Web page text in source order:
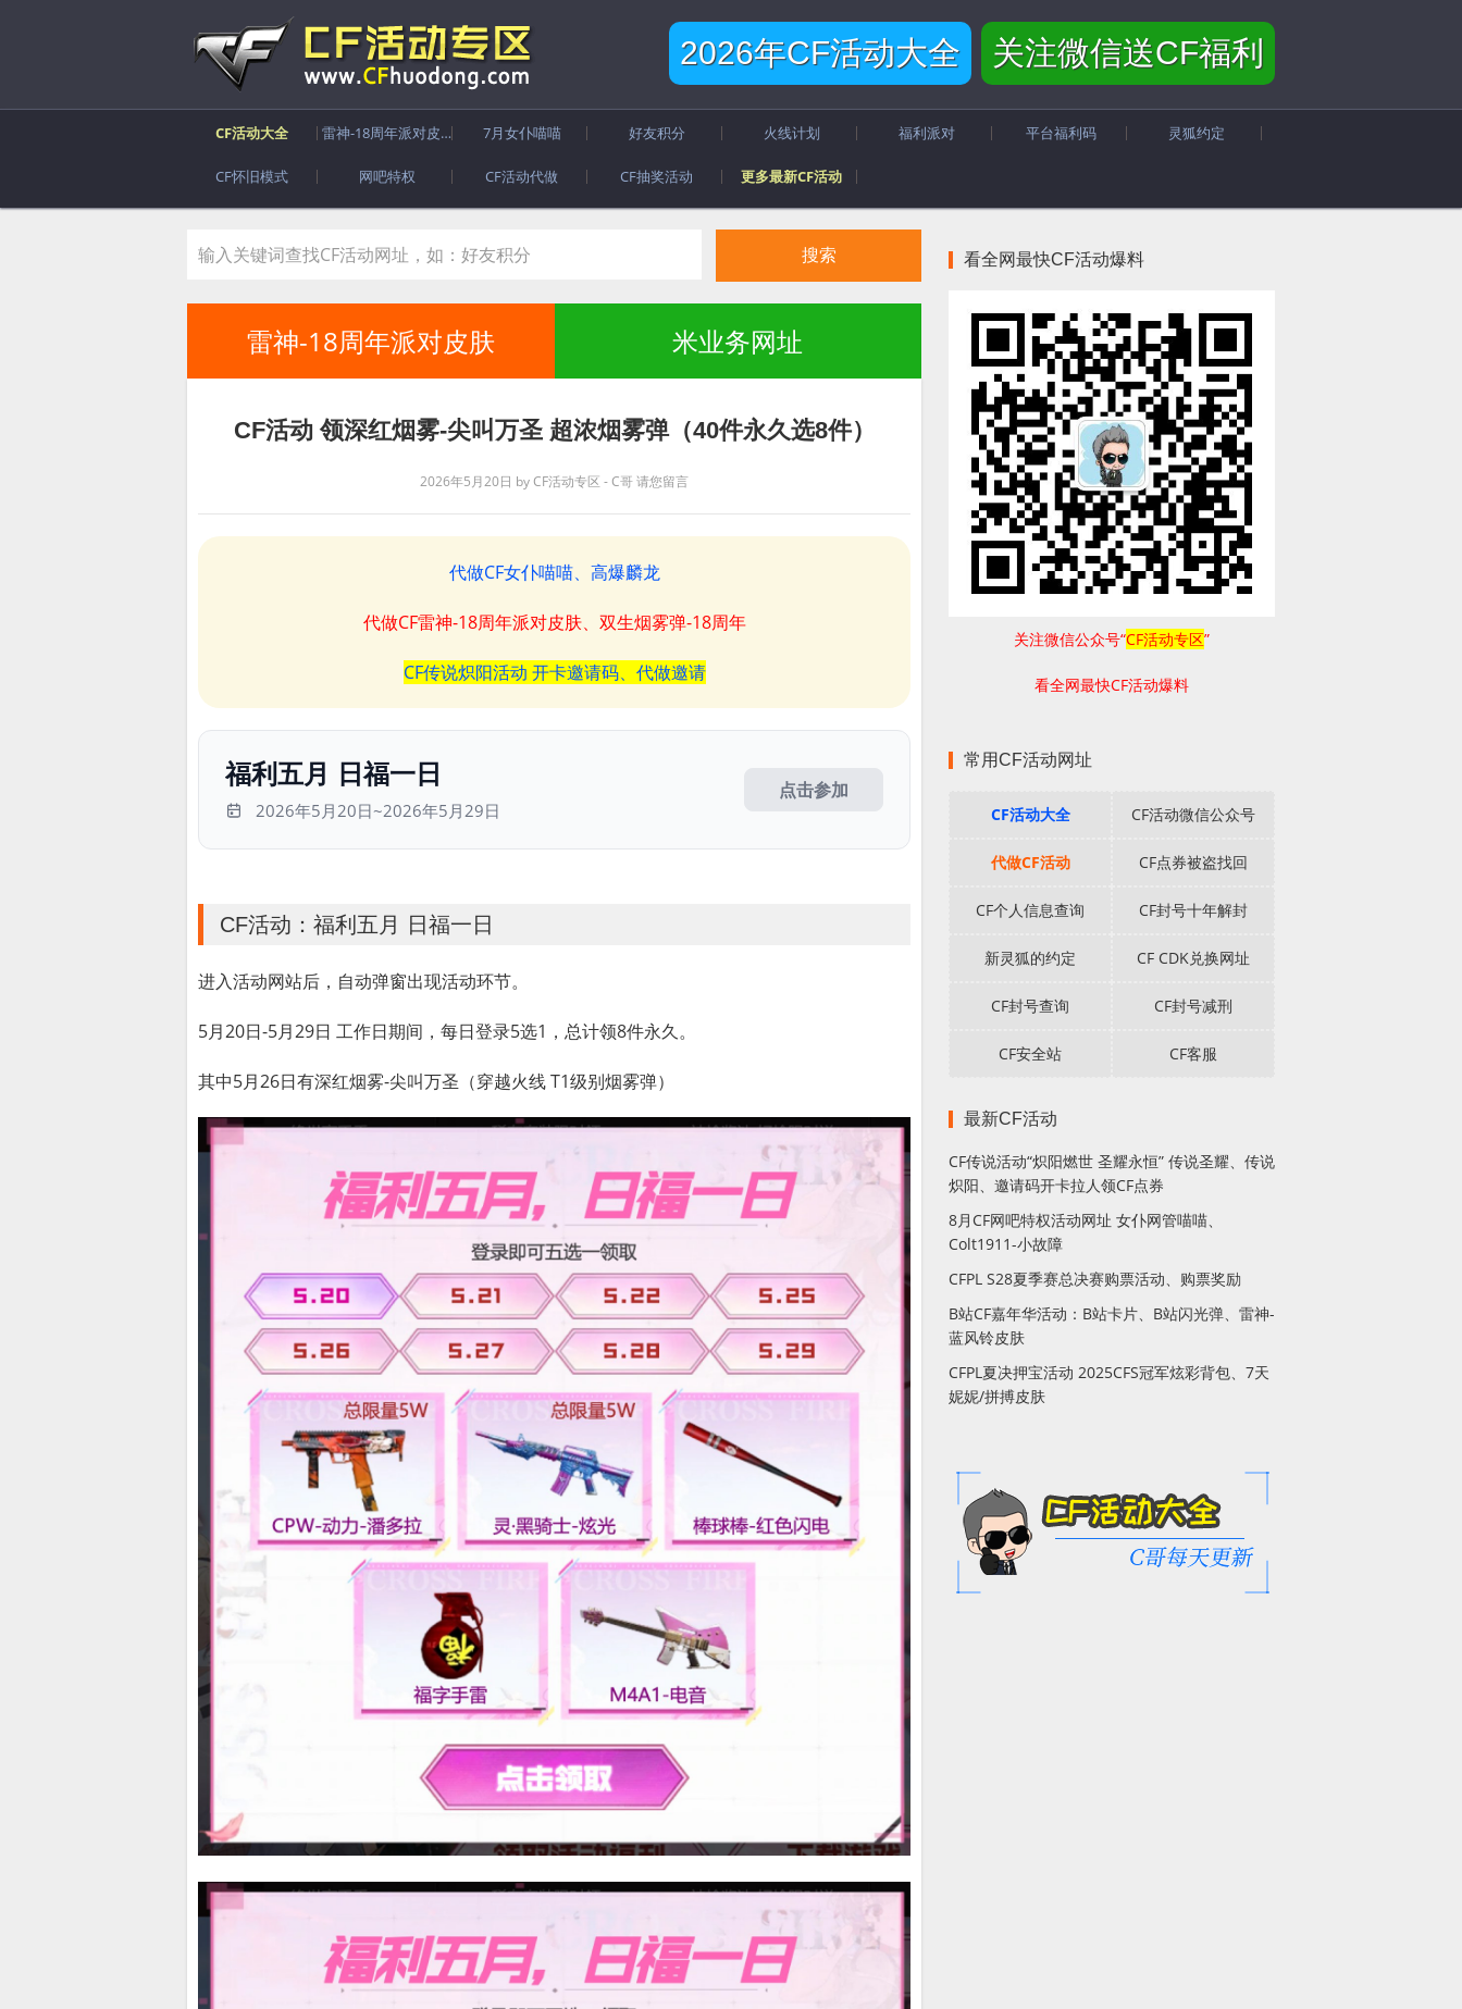
2026年CF活动大全 关注微信送CF福利
CF活动大全 雷神-18周年派对皮肤 7月女仆喵喵 好友积分 火线计划 福利派对 平台福利码 灵狐约定
CF怀旧模式 网吧特权 CF活动代做 CF抽奖活动 更多最新CF活动
雷神-18周年派对皮肤 米业务网址
CF活动 领深红烟雾-尖叫万圣 超浓烟雾弹（40件永久选8件）
2026年5月20日 byCF活动专区 - C哥请您留言
代做CF女仆喵喵、高爆麟龙
代做CF雷神-18周年派对皮肤、双生烟雾弹-18周年
CF传说炽阳活动 开卡邀请码、代做邀请
福利五月 日福一日
2026年5月20日~2026年5月29日
点击参加
CF活动：福利五月 日福一日
进入活动网站后，自动弹窗出现活动环节。
5月20日-5月29日 工作日期间，每日登录5选1，总计领8件永久。
其中5月26日有深红烟雾-尖叫万圣（穿越火线 T1级别烟雾弹）
看全网最快CF活动爆料
关注微信公众号“CF活动专区”
看全网最快CF活动爆料
常用CF活动网址
CF活动大全 CF活动微信公众号
代做CF活动 CF点券被盗找回
CF个人信息查询 CF封号十年解封
新灵狐的约定 CF CDK兑换网址
CF封号查询 CF封号减刑
CF安全站 CF客服
最新CF活动
CF传说活动“炽阳燃世 圣耀永恒” 传说圣耀、传说
炽阳、邀请码开卡拉人领CF点券
8月CF网吧特权活动网址 女仆网管喵喵、
Colt1911-小故障
CFPL S28夏季赛总决赛购票活动、购票奖励
B站CF嘉年华活动：B站卡片、B站闪光弹、雷神-
蓝风铃皮肤
CFPL夏决押宝活动 2025CFS冠军炫彩背包、7天
妮妮/拼搏皮肤